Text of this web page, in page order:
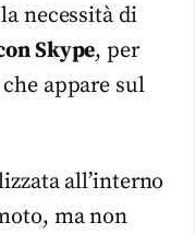
necessità di
Skype, per
appare sul
all’interno
ma non